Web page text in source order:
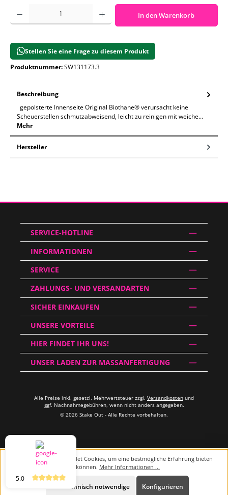
Produkt Anzahl: Gib den gewünschten Wert ein oder benutze die
In den Warenkorb
Stellen Sie eine Frage zu diesem Produkt
Produktnummer:SW131173.3
Beschreibung
gepolsterte Innenseite Original Biothane® verursacht keine
Scheuerstellen schmutzabweisend, leicht zu reinigen mit weiche…
Mehr
Hersteller
5.0
SERVICE-HOTLINE
INFORMATIONEN
SERVICE
ZAHLUNGS- UND VERSANDARTEN
SICHER EINKAUFEN
UNSERE VORTEILE
HIER FINDET IHR UNS!
UNSER LADEN ZUR MASSANFERTIGUNG
Alle Preise inkl. gesetzl. Mehrwertsteuer zzgl. Versandkosten und
ggf. Nachnahmegebühren, wenn nicht anders angegeben.
© 2026 Stake Out - Alle Rechte vorbehalten.
Diese Website verwendet Cookies, um eine bestmögliche Erfahrung bieten
zu können. Mehr Informationen ...
Nur technisch notwendige Konfigurieren